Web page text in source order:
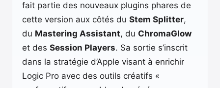
fait partie des nouveaux plugins phares de
cette version aux côtés du Stem Splitter,
du Mastering Assistant, du ChromaGlow
et des Session Players. Sa sortie s’inscrit
dans la stratégie d’Apple visant à enrichir
Logic Pro avec des outils créatifs «